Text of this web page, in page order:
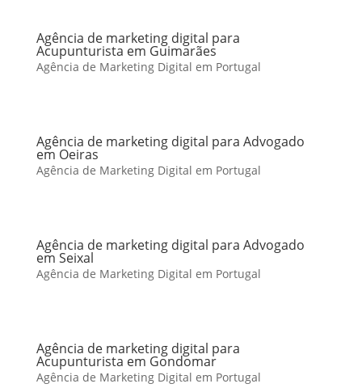
Agência de marketing digital para
Acupunturista em Guimarães
Agência de Marketing Digital em Portugal
Agência de marketing digital para Advogado
em Oeiras
Agência de Marketing Digital em Portugal
Agência de marketing digital para Advogado
em Seixal
Agência de Marketing Digital em Portugal
Agência de marketing digital para
Acupunturista em Gondomar
Agência de Marketing Digital em Portugal